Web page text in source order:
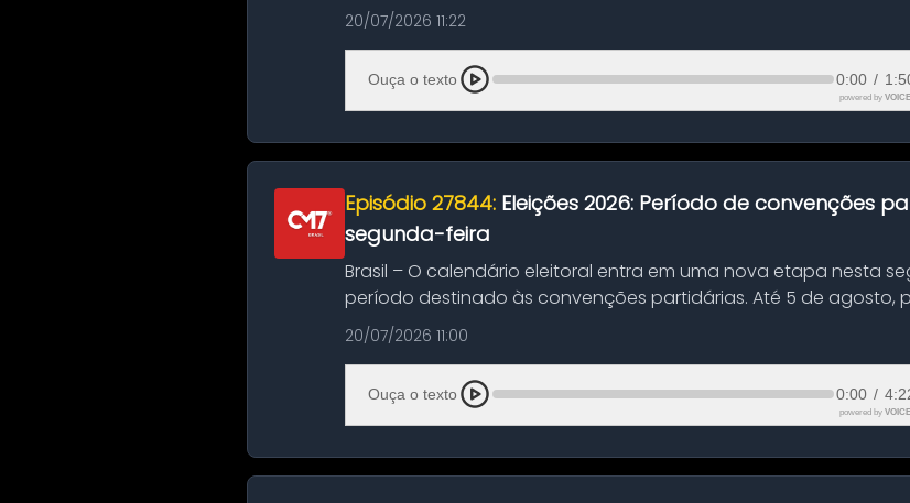
história das ...
20/07/2026 11:22
Ouça o texto 0:00 /
powered by
Episódio 27844: Eleições 2026: Período de convenções
segunda-feira
Brasil – O calendário eleitoral entra em uma nova etapa nesta
período destinado às convenções partidárias. Até 5 de agosto,
oficializa...
20/07/2026 11:00
Ouça o texto 0:00 /
powered by